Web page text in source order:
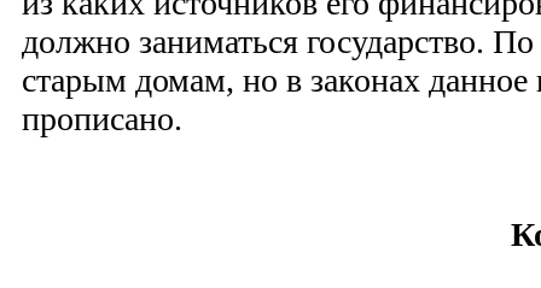
должно заниматься государство.
старым домам, но в законах данное
прописано.